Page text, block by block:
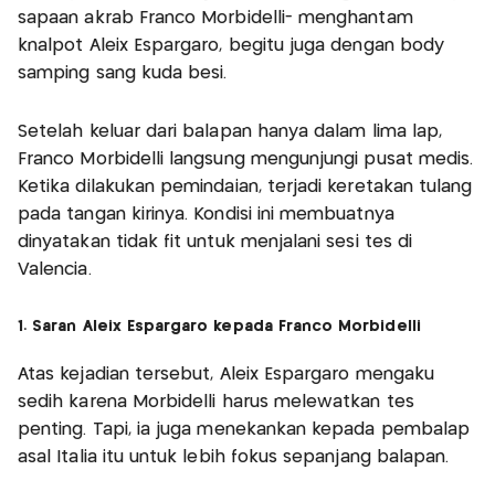
sapaan akrab Franco Morbidelli- menghantam
knalpot Aleix Espargaro, begitu juga dengan body
samping sang kuda besi.
Setelah keluar dari balapan hanya dalam lima lap,
Franco Morbidelli langsung mengunjungi pusat medis.
Ketika dilakukan pemindaian, terjadi keretakan tulang
pada tangan kirinya. Kondisi ini membuatnya
dinyatakan tidak fit untuk menjalani sesi tes di
Valencia.
1. Saran Aleix Espargaro kepada Franco Morbidelli
Atas kejadian tersebut, Aleix Espargaro mengaku
sedih karena Morbidelli harus melewatkan tes
penting. Tapi, ia juga menekankan kepada pembalap
asal Italia itu untuk lebih fokus sepanjang balapan.